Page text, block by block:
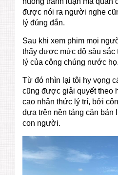
được nói ra người nghe
lý đúng đắn.
Sau khi xem phim mọi
thấy được mức độ sâu sắc
lý của công chúng nước họ.
Từ đó nhìn lại tôi hy vọng
cũng được giải quyết theo
cao nhận thức lý trí, bởi
dựa trên nền tảng căn bản
con người.